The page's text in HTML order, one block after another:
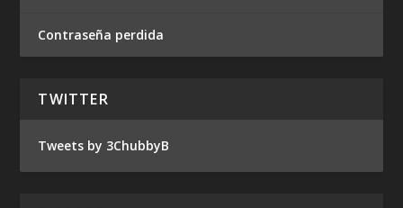
Contraseña perdida
TWITTER
Tweets by 3ChubbyB